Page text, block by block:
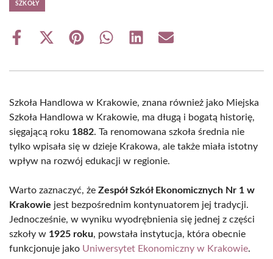
SZKOŁY
Share
Share
(Twitter)
Share Share Share Share
Szkoła Handlowa w Krakowie, znana również jako Miejska
Szkoła Handlowa w Krakowie, ma długą i bogatą historię,
sięgającą roku 1882. Ta renomowana szkoła średnia nie
tylko wpisała się w dzieje Krakowa, ale także miała istotny
wpływ na rozwój edukacji w regionie.
Warto zaznaczyć, że Zespół Szkół Ekonomicznych Nr 1 w
Krakowie jest bezpośrednim kontynuatorem jej tradycji.
Jednocześnie, w wyniku wyodrębnienia się jednej z części
szkoły w 1925 roku, powstała instytucja, która obecnie
funkcjonuje jako Uniwersytet Ekonomiczny w Krakowie.